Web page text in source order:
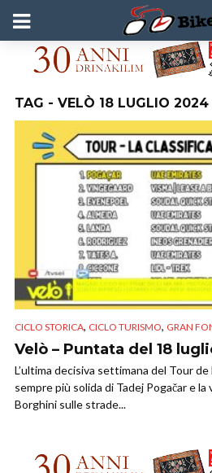
TAG - VELÒ 18 LUGLIO 2024
CICLO STORICA, CICLO TURISMO, GRAN
Velò – Puntata del 18
L’ultima decisiva settimana del Tour
sempre più solida di Tadej Pogačar e
Borghini sulle strade...